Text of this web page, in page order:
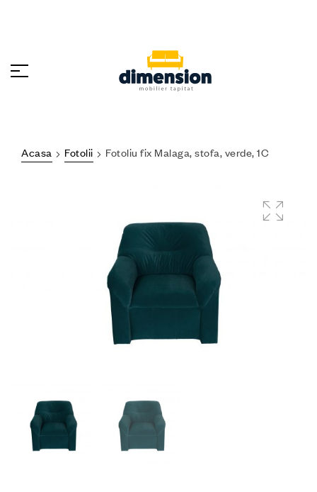
Acasa Fotolii Fotoliu fix Malaga, stofa, verde, 1C